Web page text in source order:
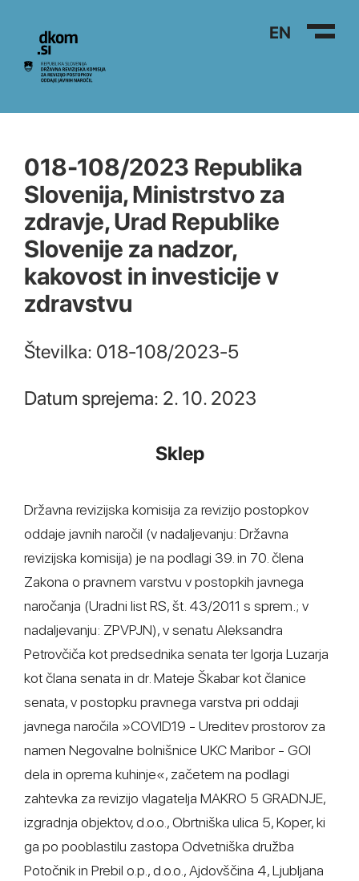
Na vsebino EN
018-108/2023 Republika
Slovenija, Ministrstvo za
zdravje, Urad Republike
Slovenije za nadzor,
kakovost in investicije v
zdravstvu
Številka: 018-108/2023-5
Datum sprejema: 2. 10. 2023
Sklep
Državna revizijska komisija za revizijo postopkov
oddaje javnih naročil (v nadaljevanju: Državna
revizijska komisija) je na podlagi 39. in 70. člena
Zakona o pravnem varstvu v postopkih javnega
naročanja (Uradni list RS, št. 43/2011 s sprem.; v
nadaljevanju: ZPVPJN), v senatu Aleksandra
Petrovčiča kot predsednika senata ter Igorja Luzarja
kot člana senata in dr. Mateje Škabar kot članice
senata, v postopku pravnega varstva pri oddaji
javnega naročila »COVID19 - Ureditev prostorov za
namen Negovalne bolnišnice UKC Maribor - GOI
dela in oprema kuhinje«, začetem na podlagi
zahtevka za revizijo vlagatelja MAKRO 5 GRADNJE,
izgradnja objektov, d.o.o., Obrtniška ulica 5, Koper, ki
ga po pooblastilu zastopa Odvetniška družba
Potočnik in Prebil o.p., d.o.o., Ajdovščina 4, Ljubljana